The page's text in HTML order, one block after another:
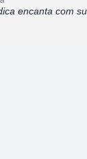
encanta com